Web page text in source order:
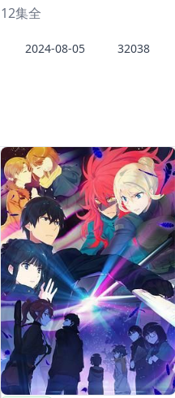
12集全
2024-08-05 32038